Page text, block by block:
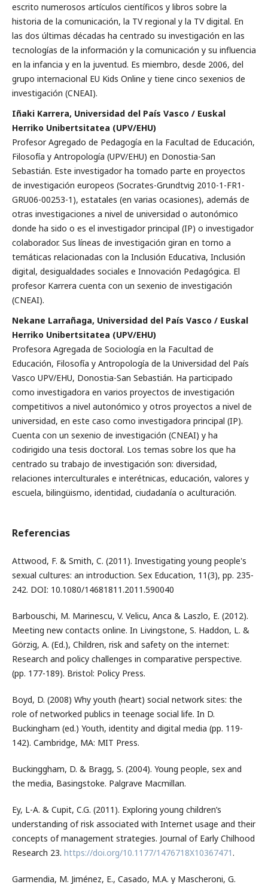
escrito numerosos artículos científicos y libros sobre la
historia de la comunicación, la TV regional y la TV digital. En
las dos últimas décadas ha centrado su investigación en las
tecnologías de la información y la comunicación y su influencia
en la infancia y en la juventud. Es miembro, desde 2006, del
grupo internacional EU Kids Online y tiene cinco sexenios de
investigación (CNEAI).
Iñaki Karrera, Universidad del País Vasco / Euskal
Herriko Unibertsitatea (UPV/EHU)
Profesor Agregado de Pedagogía en la Facultad de Educación,
Filosofía y Antropología (UPV/EHU) en Donostia-San
Sebastián. Este investigador ha tomado parte en proyectos
de investigación europeos (Socrates-Grundtvig 2010-1-FR1-
GRU06-00253-1), estatales (en varias ocasiones), además de
otras investigaciones a nivel de universidad o autonómico
donde ha sido o es el investigador principal (IP) o investigador
colaborador. Sus líneas de investigación giran en torno a
temáticas relacionadas con la Inclusión Educativa, Inclusión
digital, desigualdades sociales e Innovación Pedagógica. El
profesor Karrera cuenta con un sexenio de investigación
(CNEAI).
Nekane Larrañaga, Universidad del País Vasco / Euskal
Herriko Unibertsitatea (UPV/EHU)
Profesora Agregada de Sociología en la Facultad de
Educación, Filosofía y Antropología de la Universidad del País
Vasco UPV/EHU, Donostia-San Sebastián. Ha participado
como investigadora en varios proyectos de investigación
competitivos a nivel autonómico y otros proyectos a nivel de
universidad, en este caso como investigadora principal (IP).
Cuenta con un sexenio de investigación (CNEAI) y ha
codirigido una tesis doctoral. Los temas sobre los que ha
centrado su trabajo de investigación son: diversidad,
relaciones interculturales e interétnicas, educación, valores y
escuela, bilingüismo, identidad, ciudadanía o aculturación.
Referencias
Attwood, F. & Smith, C. (2011). Investigating young people's
sexual cultures: an introduction. Sex Education, 11(3), pp. 235-
242. DOI: 10.1080/14681811.2011.590040
Barbouschi, M. Marinescu, V. Velicu, Anca & Laszlo, E. (2012).
Meeting new contacts online. In Livingstone, S. Haddon, L. &
Görzig, A. (Ed.), Children, risk and safety on the internet:
Research and policy challenges in comparative perspective.
(pp. 177-189). Bristol: Policy Press.
Boyd, D. (2008) Why youth (heart) social network sites: the
role of networked publics in teenage social life. In D.
Buckingham (ed.) Youth, identity and digital media (pp. 119-
142). Cambridge, MA: MIT Press.
Buckinggham, D. & Bragg, S. (2004). Young people, sex and
the media, Basingstoke. Palgrave Macmillan.
Ey, L-A. & Cupit, C.G. (2011). Exploring young children’s
understanding of risk associated with Internet usage and their
concepts of management strategies. Journal of Early Chilhood
Research 23. https://doi.org/10.1177/1476718X10367471.
Garmendia, M. Jiménez, E., Casado, M.A. y Mascheroni, G.